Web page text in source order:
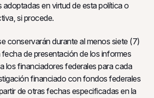
adoptadas en virtud de esta política o
si procede.
conservarán durante al menos siete (7)
fecha de presentación de los informes
los financiadores federales para cada
financiado con fondos federales
de otras fechas especificadas en la